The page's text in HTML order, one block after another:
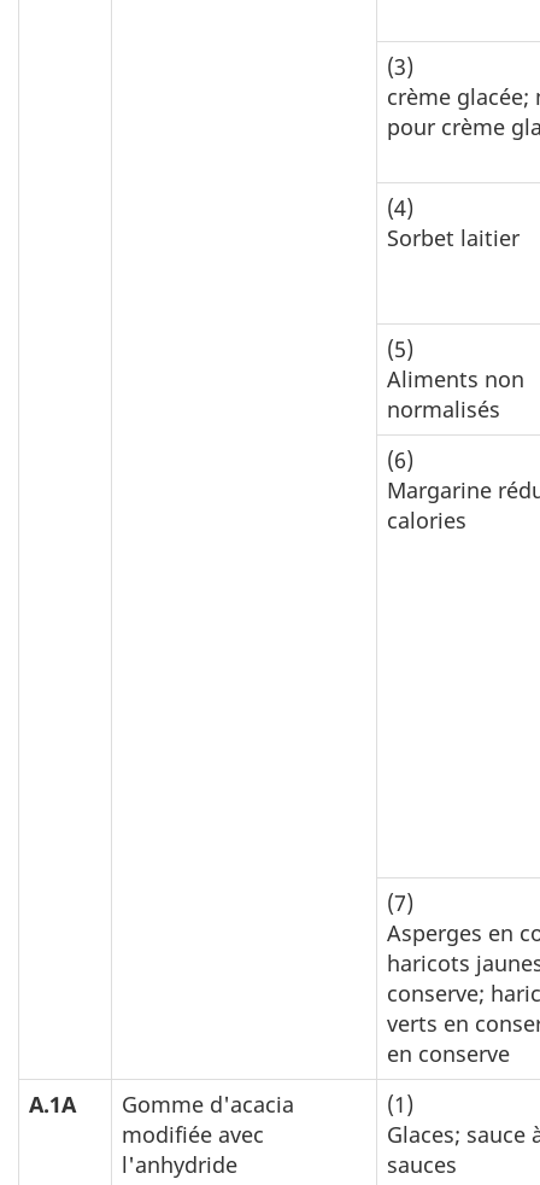
(3)
crème glacée;
pour crème
(4)
Sorbet laitier
(5)
Aliments non
normalisés
(6)
Margarine
calories
(7)
Asperges en
haricots
conserve;
verts en
en conserve
A.1A
Gomme d'acacia
modifiée avec
l'anhydride
(1)
Glaces; sauce
sauces